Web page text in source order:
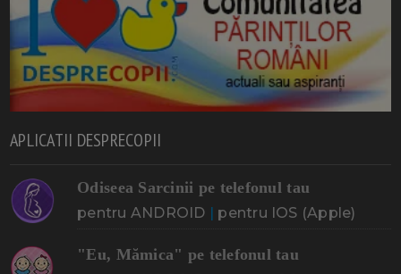
APLICATII DESPRECOPII
Odiseea Sarcinii pe telefonul tau
pentru ANDROID | pentru IOS (Apple)
"Eu, Mămica" pe telefonul tau